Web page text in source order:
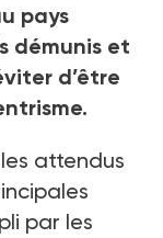
pays
démunis et
d’être
attendus
par les